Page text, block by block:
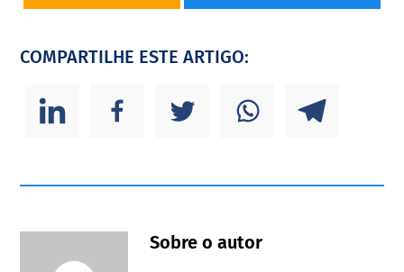
COMPARTILHE ESTE ARTIGO:
Sobre o autor